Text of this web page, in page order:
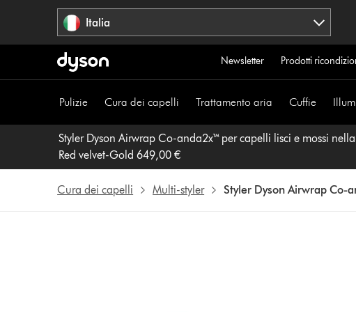
Italia
Newsletter Prodotti
Pulizie Cura dei capelli Trattamento aria Cuffie
Styler Dyson Airwrap Co-anda2x™ per capelli lisci e mossi
Red velvet-Gold 649,00 €
Cura dei capelli Multi-styler Styler Dyson Airwrap Co-